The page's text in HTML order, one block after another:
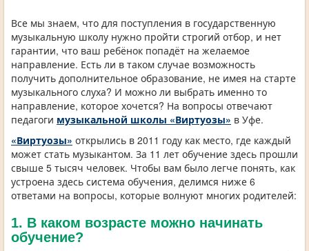
Все мы знаем, что для поступления в государственную
музыкальную школу нужно пройти строгий отбор, и нет
гарантии, что ваш ребёнок попадёт на желаемое
направление. Есть ли в таком случае возможность
получить дополнительное образование, не имея на старте
музыкального слуха? И можно ли выбрать именно то
направление, которое хочется? На вопросы отвечают
педагоги музыкальной школы «Виртуозы» в Уфе.
«Виртуозы» открылись в 2011 году как место, где каждый
может стать музыкантом. За 11 лет обучение здесь прошли
свыше 5 тысяч человек. Чтобы вам было легче понять, как
устроена здесь система обучения, делимся ниже 6
ответами на вопросы, которые волнуют многих родителей:
1. В каком возрасте можно начинать
обучение?